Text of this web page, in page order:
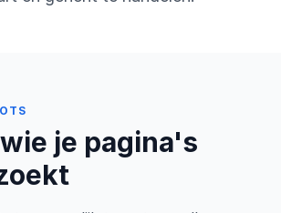
je pagina's